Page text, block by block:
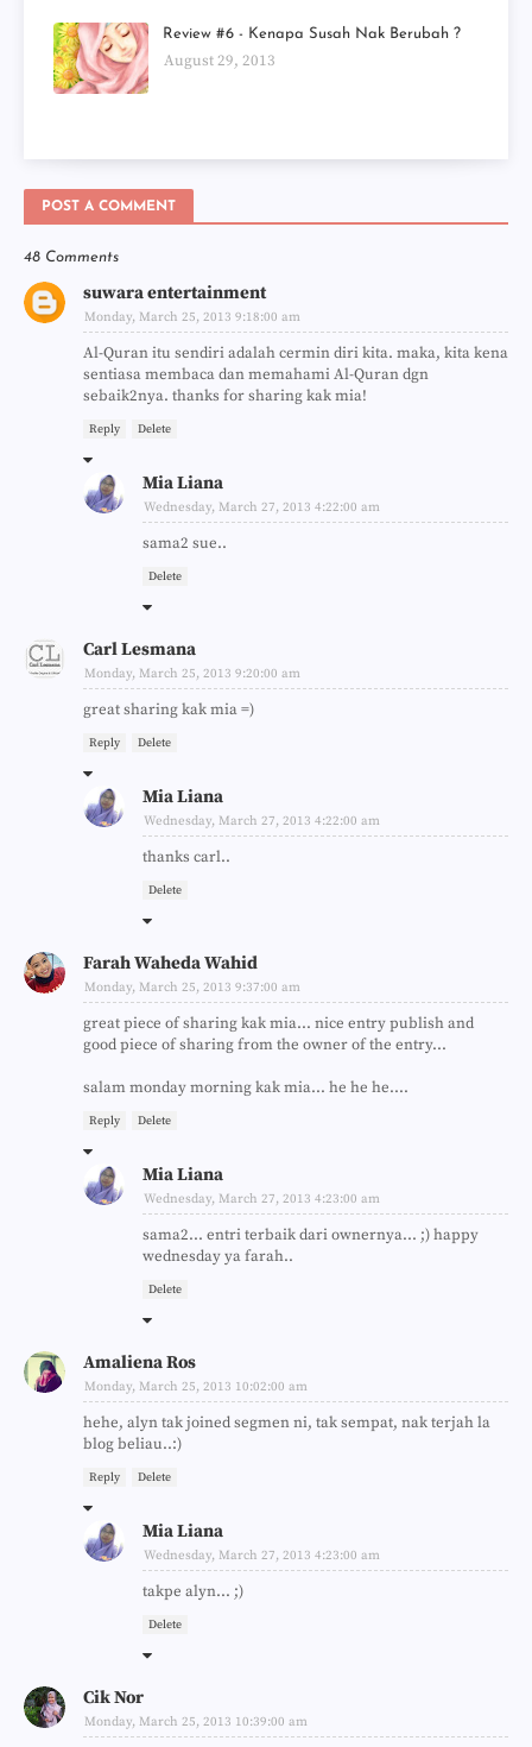
Review #6 - Kenapa Susah Nak Berubah ?
August 29, 2013
POST A COMMENT
48 Comments
suwara entertainment
Monday, March 25, 2013 9:18:00 am
Al-Quran itu sendiri adalah cermin diri kita. maka, kita kena
sentiasa membaca dan memahami Al-Quran dgn
sebaik2nya. thanks for sharing kak mia!
Reply Delete
Mia Liana
Wednesday, March 27, 2013 4:22:00 am
sama2 sue..
Delete
Carl Lesmana
Monday, March 25, 2013 9:20:00 am
great sharing kak mia =)
Reply Delete
Mia Liana
Wednesday, March 27, 2013 4:22:00 am
thanks carl..
Delete
Farah Waheda Wahid
Monday, March 25, 2013 9:37:00 am
great piece of sharing kak mia... nice entry publish and
good piece of sharing from the owner of the entry...
salam monday morning kak mia... he he he....
Reply Delete
Mia Liana
Wednesday, March 27, 2013 4:23:00 am
sama2... entri terbaik dari ownernya... ;) happy
wednesday ya farah..
Delete
Amaliena Ros
Monday, March 25, 2013 10:02:00 am
hehe, alyn tak joined segmen ni, tak sempat, nak terjah la
blog beliau..:)
Reply Delete
Mia Liana
Wednesday, March 27, 2013 4:23:00 am
takpe alyn... ;)
Delete
Cik Nor
Monday, March 25, 2013 10:39:00 am